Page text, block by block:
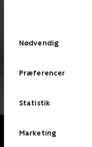
Nødvendig
Præferencer
Statistik
Marketing
Om Bag om